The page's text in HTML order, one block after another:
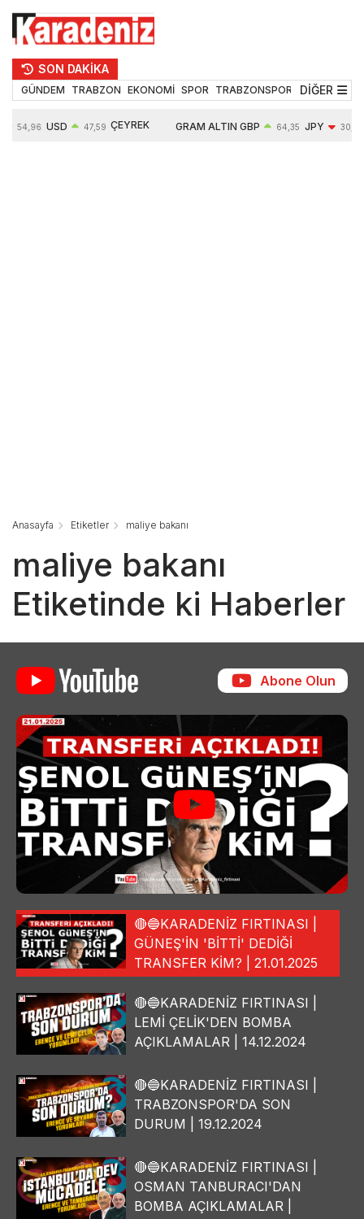
SON DAKİKA
GÜNDEM TRABZON EKONOMİ SPOR TRABZONSPOR TEKNOLOJİ
DİĞER
54,96 USD 47,59 ÇEYREK GRAM ALTIN GBP 64,35 JPY 30,19
Anasayfa Etiketler maliye bakanı
maliye bakanı
Etiketinde ki Haberler
Abone Olun
🔴🔵KARADENİZ FIRTINASI |
GÜNEŞ'İN 'BİTTİ' DEDİĞİ
TRANSFER KİM? | 21.01.2025
🔴🔵KARADENİZ FIRTINASI |
LEMİ ÇELİK'DEN BOMBA
AÇIKLAMALAR | 14.12.2024
🔴🔵KARADENİZ FIRTINASI |
TRABZONSPOR'DA SON
DURUM | 19.12.2024
🔴🔵KARADENİZ FIRTINASI |
OSMAN TANBURACI'DAN
BOMBA AÇIKLAMALAR |